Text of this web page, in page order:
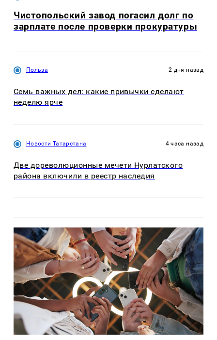
Чистопольский завод погасил долг по
зарплате после проверки прокуратуры
Польза 2 дня назад
Семь важных дел: какие привычки сделают
неделю ярче
Новости Татарстана 4 часа назад
Две дореволюционные мечети Нурлатского
района включили в реестр наследия